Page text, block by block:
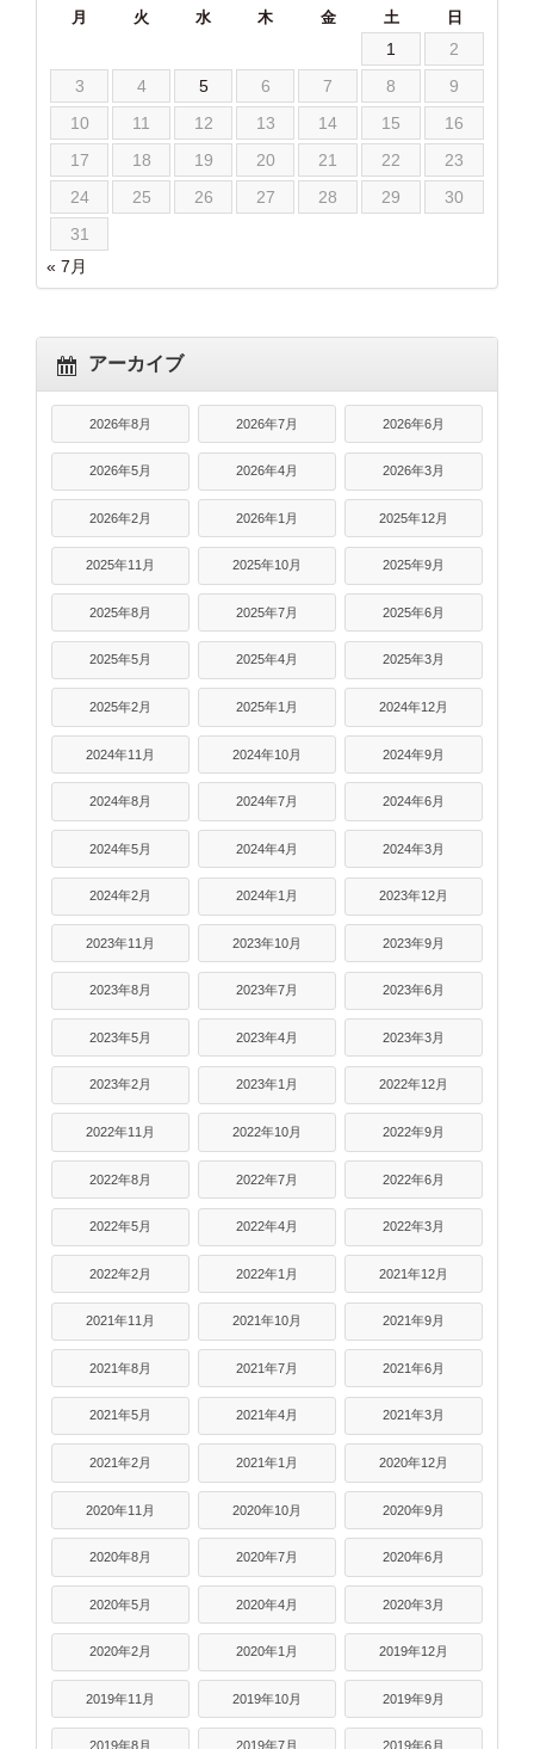
月 火 水 木 金 土 日
1
2
3
4 5 6 7 8
9
10
11 12 13 14 15
16
17
18 19 20 21 22
23
24
25 26 27 28 29
30
31
« 7月
アーカイブ
2026年8月 2026年7月 2026年6月
2026年5月 2026年4月 2026年3月
2026年2月 2026年1月 2025年12月
2025年11月 2025年10月 2025年9月
2025年8月 2025年7月 2025年6月
2025年5月 2025年4月 2025年3月
2025年2月 2025年1月 2024年12月
2024年11月 2024年10月 2024年9月
2024年8月 2024年7月 2024年6月
2024年5月 2024年4月 2024年3月
2024年2月 2024年1月 2023年12月
2023年11月 2023年10月 2023年9月
2023年8月 2023年7月 2023年6月
2023年5月 2023年4月 2023年3月
2023年2月 2023年1月 2022年12月
2022年11月 2022年10月 2022年9月
2022年8月 2022年7月 2022年6月
2022年5月 2022年4月 2022年3月
2022年2月 2022年1月 2021年12月
2021年11月 2021年10月 2021年9月
2021年8月 2021年7月 2021年6月
2021年5月 2021年4月 2021年3月
2021年2月 2021年1月 2020年12月
2020年11月 2020年10月 2020年9月
2020年8月 2020年7月 2020年6月
2020年5月 2020年4月 2020年3月
2020年2月 2020年1月 2019年12月
2019年11月 2019年10月 2019年9月
2019年8月 2019年7月 2019年6月